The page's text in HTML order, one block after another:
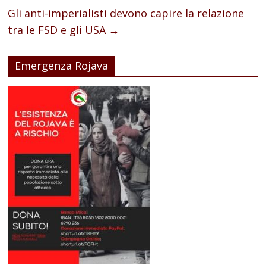
Gli anti-imperialisti devono capire la relazione
tra le FSD e gli USA →
Emergenza Rojava